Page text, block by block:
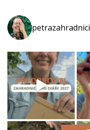
petrazahradnici